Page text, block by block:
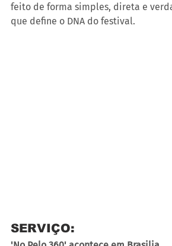
feito de forma simples, direta e
que define o DNA do festival.
SERVIÇO: